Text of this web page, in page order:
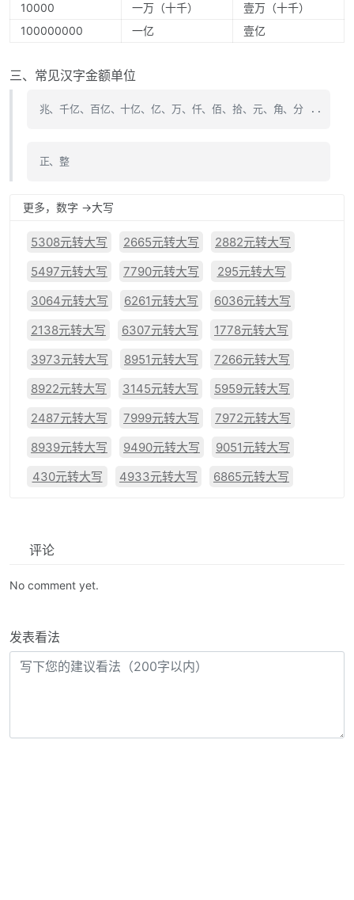
10000
一万（十千）
壹万（十千）
100000000
一亿 壹亿
三、常见汉字金额单位
兆、千亿、百亿、十亿、亿、万、仟、佰、拾、元、角、分 ..
正、整
更多，数字 ->大写
5308元转大写 2665元转大写
2882元转大写
5497元转大写
7790元转大写
295元转大写
3064元转大写
6261元转大写
6036元转大写
2138元转大写
6307元转大写
1778元转大写
3973元转大写
8951元转大写
7266元转大写
8922元转大写
3145元转大写
5959元转大写
2487元转大写
7999元转大写
7972元转大写
8939元转大写
9490元转大写
9051元转大写
430元转大写
4933元转大写 6865元转大写
评论
No comment yet.
发表看法